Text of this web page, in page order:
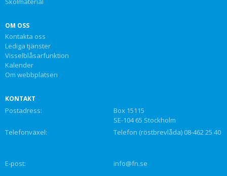
OM OSS
Kontakta oss
Lediga tjänster
Visselblåsarfunktion
Kalender
Om webbplatsen
KONTAKT
Postadress:
Box 15115
SE-104 65 Stockholm
Telefonväxel:
Telefon (röstbrevlåda) 08-462 25 40
E-post: info@fn.se